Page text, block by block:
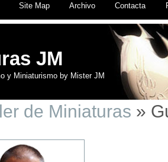
Site Map Archivo Contacta
JM
y Miniaturismo by Mister JM
de Miniaturas »